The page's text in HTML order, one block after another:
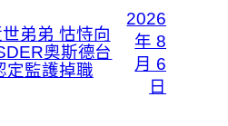
弟弟 怙恃向
奧斯德台
定監護掉職
2026
年 8
月 6
日